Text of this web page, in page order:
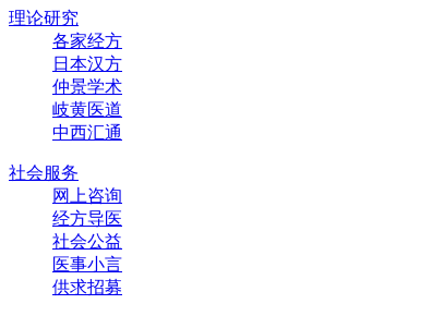
理论研究
各家经方
日本汉方
仲景学术
岐黄医道
中西汇通
社会服务
网上咨询
经方导医
社会公益
医事小言
供求招募